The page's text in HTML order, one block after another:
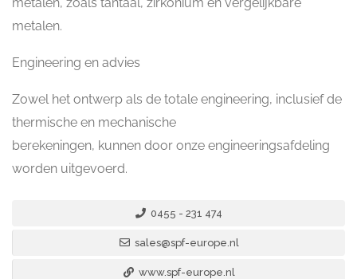
metalen.
Engineering en advies
Zowel het ontwerp als de totale engineering, inclusief de
thermische en mechanische
berekeningen, kunnen door onze engineeringsafdeling
worden uitgevoerd.
0455 - 231 474
sales@spf-europe.nl
www.spf-europe.nl